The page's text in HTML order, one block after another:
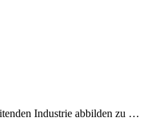
Industrie abbilden zu …